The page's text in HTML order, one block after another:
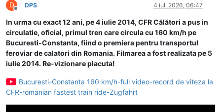
D
Deconectat
DPS 4 iul. 2026, 06:47
In urma cu exact 12 ani, pe 4 iulie 2014, CFR Călători a pus in
circulatie, oficial, primul tren care circula cu 160 km/h pe
Bucuresti-Constanta, fiind o premiera pentru transportul
feroviar de calatori din Romania. Filmarea a fost realizata pe 5
iulie 2014. Re-vizionare placuta!
Bucuresti-Constanta 160 km/h-full video-record de viteza la
CFR-romanian fastest train ride-Zugfahrt